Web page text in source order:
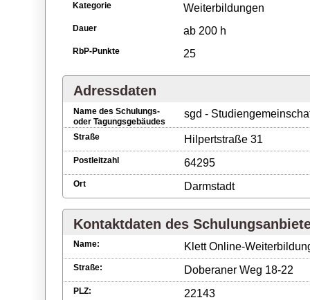
Kategorie Weiterbildungen
Dauer ab 200 h
RbP-Punkte 25
Adressdaten
Name des Schulungs-
oder Tagungsgebäudes
sgd -
Straße Hilpertstraße 31
Postleitzahl 64295
Ort Darmstadt
Kontaktdaten des
Name: Klett Online-
Straße: Doberaner Weg 18-22
PLZ: 22143